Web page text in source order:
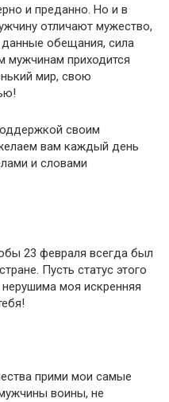
и преданно. Но и в
отличают мужество,
обещания, сила
приходится
мир, свою
своим
вам каждый день
и словами
23 февраля всегда был
Пусть статус этого
моя искренняя
прими мои самые
воины, не